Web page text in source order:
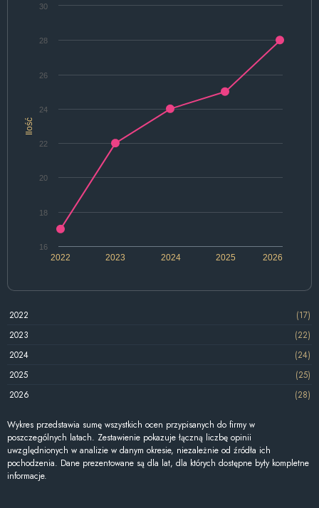
Ilość
2022 2024 2026
2023 2025
16
18
20
22
24
26
28
30
2022
(17)
2023
(22)
2024
(24)
2025
(25)
2026
(28)
Wykres przedstawia sumę wszystkich ocen przypisanych do firmy w
poszczególnych latach. Zestawienie pokazuje łączną liczbę opinii
uwzględnionych w analizie w danym okresie, niezależnie od źródła ich
pochodzenia. Dane prezentowane są dla lat, dla których dostępne były kompletne
informacje.